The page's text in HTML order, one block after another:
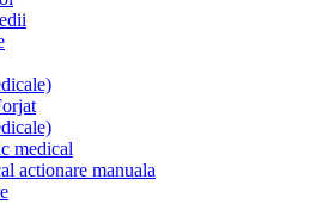
medical
actionare manuala